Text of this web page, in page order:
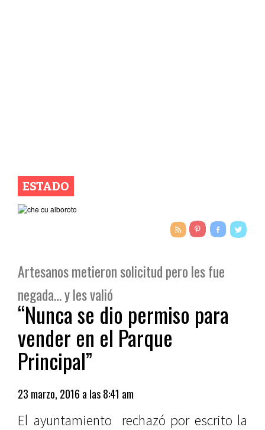
ESTADO
Artesanos metieron solicitud pero les fue
negada… y les valió
“Nunca se dio permiso para
vender en el Parque
Principal”
23 marzo, 2016 a las 8:41 am
El ayuntamiento rechazó por escrito la